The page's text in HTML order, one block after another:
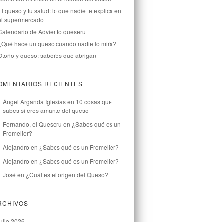
queso y tu salud: lo que nadie te explica en
supermercado
de Adviento queseru
hace un queso cuando nadie lo mira?
y queso: sabores que abrigan
RECIENTES
Ángel Arganda Iglesiasen 10 cosas que
sabes si eres amante del queso
Fernando, el Queseru en ¿Sabes qué es un
Fromelier?
Alejandro en ¿Sabes qué es un Fromelier?
Alejandro en ¿Sabes qué es un Fromelier?
José en ¿Cuál es el origen del Queso?